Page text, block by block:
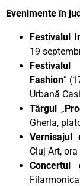
Evenimente în
Festivalul
19
Fashion”
Urbană
Târgul „
Gherla,
Vernisajul
Cluj Art,
Concertul